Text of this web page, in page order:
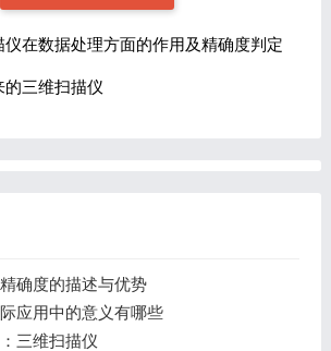
仪在数据处理方面的作用及精确度判定
的三维扫描仪
确度的描述与优势
应用中的意义有哪些
三维扫描仪